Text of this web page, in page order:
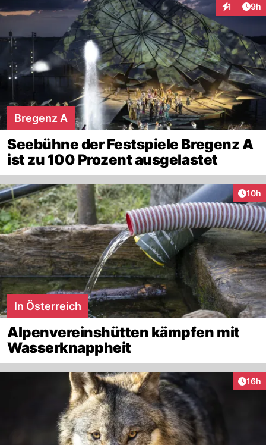
1 9h
Bregenz A
Seebühne der Festspiele Bregenz A
ist zu 100 Prozent ausgelastet
10h
In Österreich
Alpenvereinshütten kämpfen mit
Wasserknappheit
16h